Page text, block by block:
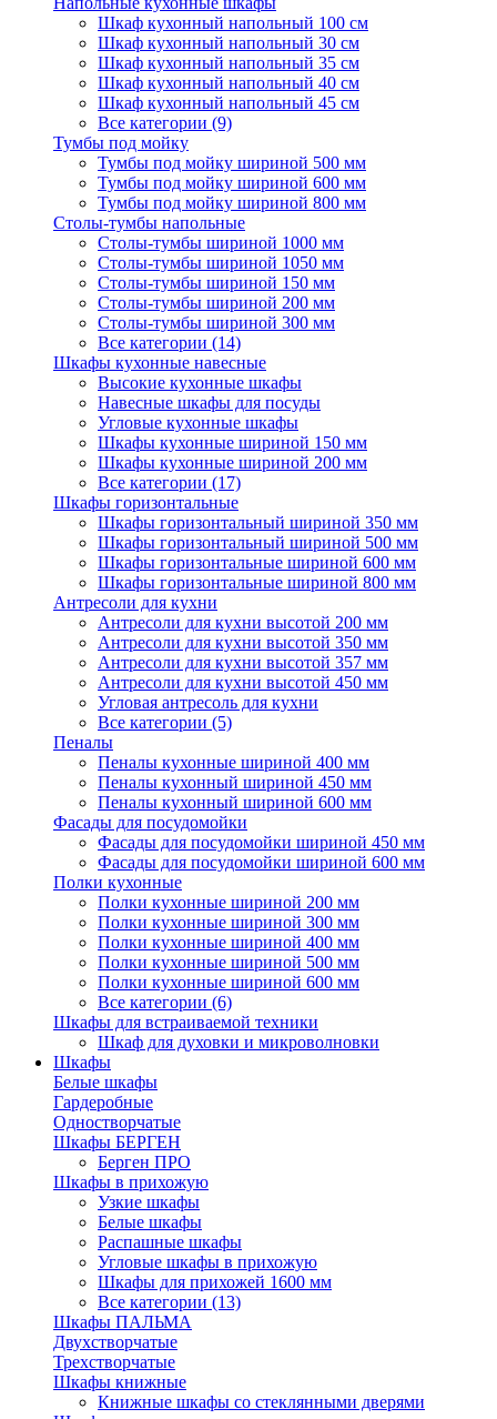
Шкаф кухонный напольный 100 см
Шкаф кухонный напольный 30 см
Шкаф кухонный напольный 35 см
Шкаф кухонный напольный 40 см
Шкаф кухонный напольный 45 см
Все категории (9)
Тумбы под мойку
Тумбы под мойку шириной 500 мм
Тумбы под мойку шириной 600 мм
Тумбы под мойку шириной 800 мм
Столы-тумбы напольные
Столы-тумбы шириной 1000 мм
Столы-тумбы шириной 1050 мм
Столы-тумбы шириной 150 мм
Столы-тумбы шириной 200 мм
Столы-тумбы шириной 300 мм
Все категории (14)
Шкафы кухонные навесные
Высокие кухонные шкафы
Навесные шкафы для посуды
Угловые кухонные шкафы
Шкафы кухонные шириной 150 мм
Шкафы кухонные шириной 200 мм
Все категории (17)
Шкафы горизонтальные
Шкафы горизонтальный шириной 350 мм
Шкафы горизонтальный шириной 500 мм
Шкафы горизонтальные шириной 600 мм
Шкафы горизонтальные шириной 800 мм
Антресоли для кухни
Антресоли для кухни высотой 200 мм
Антресоли для кухни высотой 350 мм
Антресоли для кухни высотой 357 мм
Антресоли для кухни высотой 450 мм
Угловая антресоль для кухни
Все категории (5)
Пеналы
Пеналы кухонные шириной 400 мм
Пеналы кухонный шириной 450 мм
Пеналы кухонный шириной 600 мм
Фасады для посудомойки
Фасады для посудомойки шириной 450 мм
Фасады для посудомойки шириной 600 мм
Полки кухонные
Полки кухонные шириной 200 мм
Полки кухонные шириной 300 мм
Полки кухонные шириной 400 мм
Полки кухонные шириной 500 мм
Полки кухонные шириной 600 мм
Все категории (6)
Шкафы для встраиваемой техники
Шкаф для духовки и микроволновки
Шкафы
Белые шкафы
Гардеробные
Одностворчатые
Шкафы БЕРГЕН
Берген ПРО
Шкафы в прихожую
Узкие шкафы
Белые шкафы
Распашные шкафы
Угловые шкафы в прихожую
Шкафы для прихожей 1600 мм
Все категории (13)
Шкафы ПАЛЬМА
Двухстворчатые
Трехстворчатые
Шкафы книжные
Книжные шкафы со стеклянными дверями